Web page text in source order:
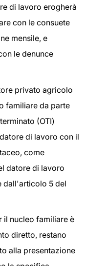
di lavoro erogherà
con le consuete
mensile, e
le denunce
privato agricolo
familiare da parte
(OTI)
di lavoro con il
come
datore di lavoro
dall'articolo 5 del
il nucleo familiare è
diretto, restano
alla presentazione